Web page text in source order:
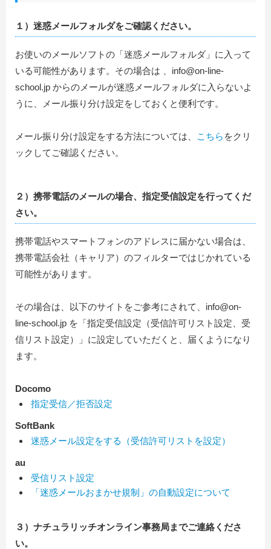
１）迷惑メールフォルダをご確認ください。
お使いのメールソフトの「迷惑メールフォルダ」に入って
いる可能性があります。その場合は 、info@on-line-
school.jp からのメールが迷惑メールフォルダに入らないよ
うに、メール振り分け設定をしておくと便利です。
メール振り分け設定をする方法については、 こちら をクリ
ックしてご確認ください。
２）携帯電話のメールの場合、指定受信設定を行ってくだ
さい。
携帯電話やスマートフォンのアドレスに届かない場合は、
携帯電話会社（キャリア）のフィルターではじかれている
可能性があります。
その場合は、以下のサイトをご参考にされて、info@on-
line-school.jp を「指定受信設定（受信許可リスト設定、受
信リスト設定）」に設定していただくと、届くようになり
ます。
Docomo
指定受信／拒否設定
SoftBank
迷惑メール設定をする（受信許可リストを設定）
au
受信リスト設定
「迷惑メールおまかせ規制」の自動設定について
３）ナチュラリッチオンライン事務局までご連絡くださ
い。